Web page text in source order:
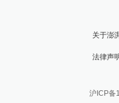
关于澎
法律声
报料
沪ICP备